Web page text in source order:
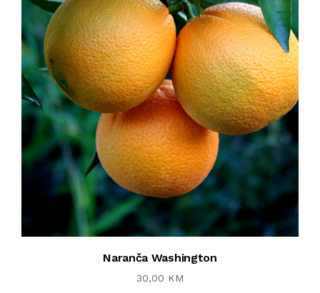
Naranča Washington
30,00 KM